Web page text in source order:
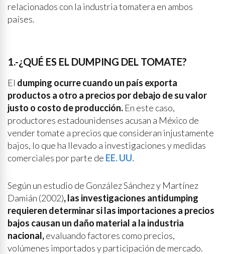
relacionados con la industria tomatera en ambos
países.
1.-¿QUÉ ES EL DUMPING DEL TOMATE?
El dumping ocurre cuando un país exporta
productos a otro a precios por debajo de su valor
justo o costo de producción. En este caso,
productores estadounidenses acusan a México de
vender tomate a precios que consideran injustamente
bajos, lo que ha llevado a investigaciones y medidas
comerciales por parte de EE. UU.
Según un estudio de González Sánchez y Martínez
Damián (2002), las investigaciones antidumping
requieren determinar si las importaciones a precios
bajos causan un daño material a la industria
nacional,evaluando factores como precios,
volúmenes importados y participación de mercado.